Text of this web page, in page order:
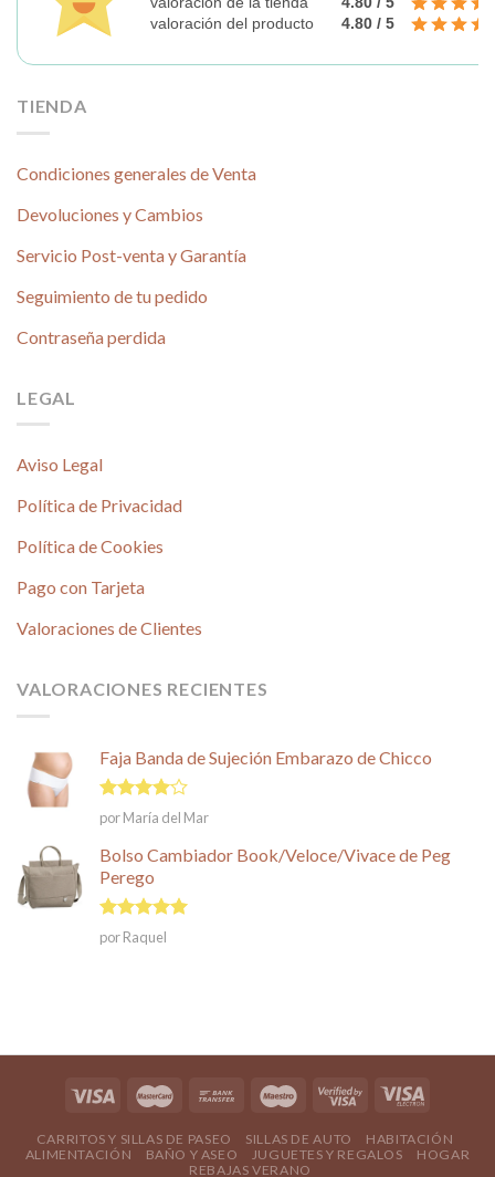
valoración del producto
4.80 / 5
TIENDA
Condiciones generales de Venta
Devoluciones y Cambios
Servicio Post-venta y Garantía
Seguimiento de tu pedido
Contraseña perdida
LEGAL
Aviso Legal
Política de Privacidad
Política de Cookies
Pago con Tarjeta
Valoraciones de Clientes
VALORACIONES RECIENTES
Faja Banda de Sujeción Embarazo de Chicco
Valorado
en
5
por María del Mar
Bolso Cambiador Book/Veloce/Vivace de Peg
Perego
Valorado en
5
de 5
por Raquel
CARRITOS Y SILLAS DE PASEO SILLAS DE AUTO
HABITACIÓN
ALIMENTACIÓN
BAÑO Y ASEO JUGUETES Y REGALOS
HOGAR
REBAJAS VERANO